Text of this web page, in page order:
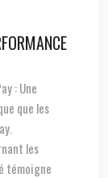
: Une
que les
les
témoigne